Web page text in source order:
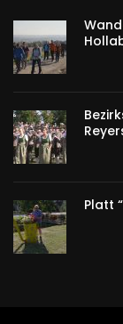
Platt